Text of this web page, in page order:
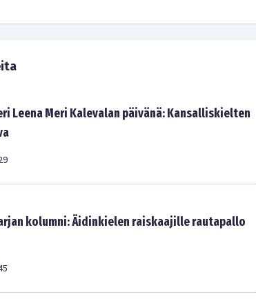
Leena Meri Kalevalan päivänä: Kansalliskielten
kolumni: Äidinkielen raiskaajille rautapallo